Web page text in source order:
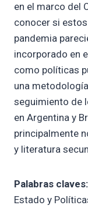
en el marco del
conocer si
pandemia
incorporado en
como políticas
una
seguimiento de
en Argentina y
principalmente
y literatura
Palabras claves:
Estado y